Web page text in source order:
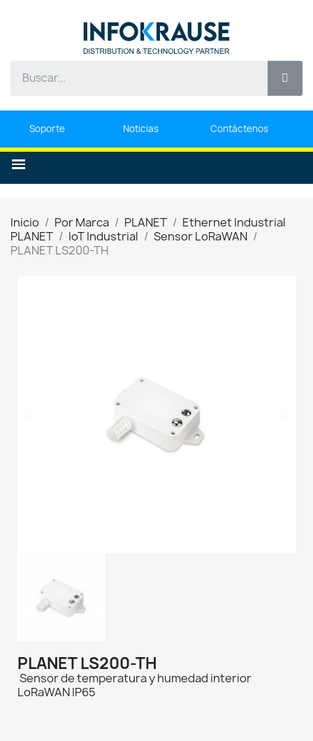
Soporte Noticias Contáctenos
Inicio Por Marca PLANET
Ethernet Industrial
PLANET
IoT Industrial
Sensor LoRaWAN
PLANET LS200-TH
PLANET LS200-TH
Sensor de temperatura y humedad interior
LoRaWAN IP65